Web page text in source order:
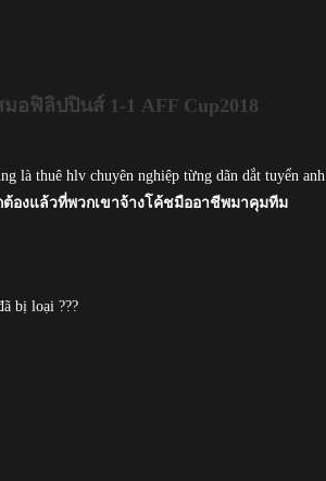
อฟิลิปปินส์ 1-1 AFF Cup2018
là thuê hlv chuyên nghiệp từng dãn dắt tuyển anh
องแล้วที่พวกเขาจ้างโค้ชมืออาชีพมาคุมทีม
bị loại ???